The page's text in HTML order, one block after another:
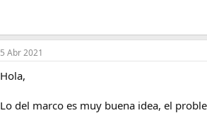
5 Abr 2021
Hola,
Lo del marco es muy buena idea, el